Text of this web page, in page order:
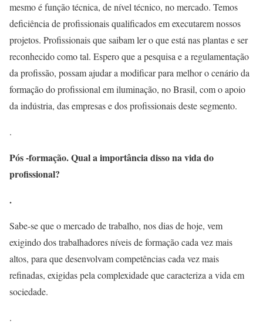
mesmo é função técnica, de nível técnico, no mercado. Temos
deficiência de profissionais qualificados em executarem nossos
projetos. Profissionais que saibam ler o que está nas plantas e ser
reconhecido como tal. Espero que a pesquisa e a regulamentação
da profissão, possam ajudar a modificar para melhor o cenário da
formação do profissional em iluminação, no Brasil, com o apoio
da indústria, das empresas e dos profissionais deste segmento.
.
Pós -formação. Qual a importância disso na vida do
profissional?
.
Sabe-se que o mercado de trabalho, nos dias de hoje, vem
exigindo dos trabalhadores níveis de formação cada vez mais
altos, para que desenvolvam competências cada vez mais
refinadas, exigidas pela complexidade que caracteriza a vida em
sociedade.
.